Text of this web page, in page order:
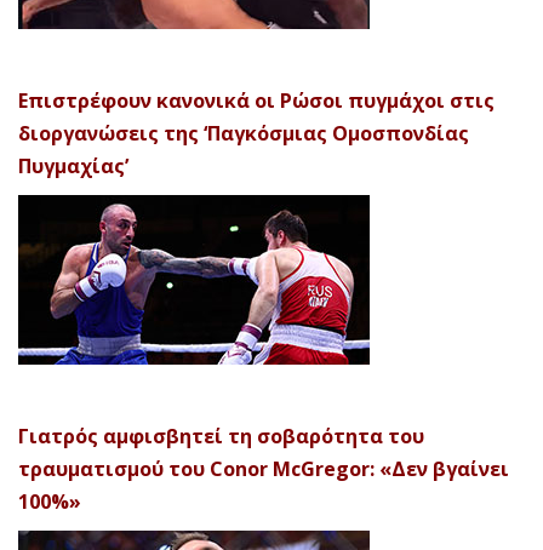
Επιστρέφουν κανονικά οι Ρώσοι πυγμάχοι στις
διοργανώσεις της ‘Παγκόσμιας Ομοσπονδίας
Πυγμαχίας’
Γιατρός αμφισβητεί τη σοβαρότητα του
τραυματισμού του Conor McGregor: «Δεν βγαίνει
100%»